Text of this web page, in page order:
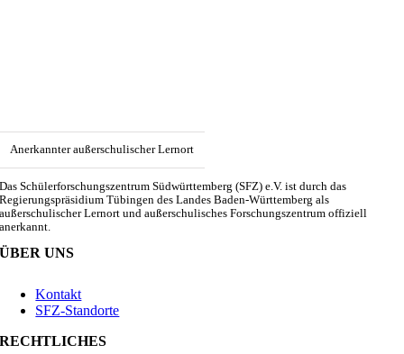
Anerkannter außerschulischer Lernort
Das Schülerforschungszentrum Südwürttemberg (SFZ) e.V. ist durch das
Regierungspräsidium Tübingen des Landes Baden-Württemberg als
außerschulischer Lernort und außerschulisches Forschungszentrum offiziell
anerkannt.
ÜBER UNS
Kontakt
SFZ-Standorte
RECHTLICHES